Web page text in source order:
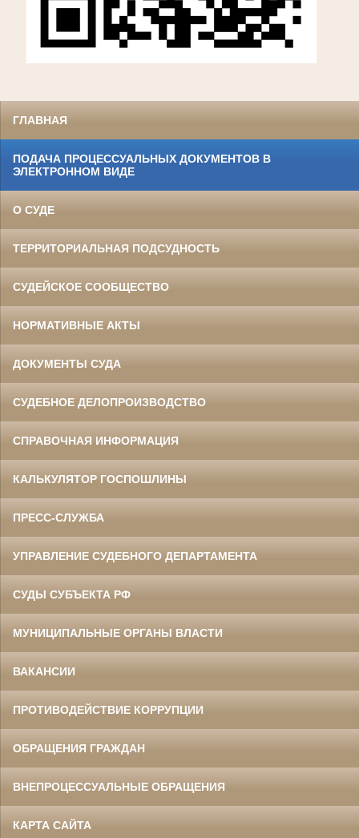
ГЛАВНАЯ
ПОДАЧА ПРОЦЕССУАЛЬНЫХ ДОКУМЕНТОВ В
ЭЛЕКТРОННОМ ВИДЕ
О СУДЕ
ТЕРРИТОРИАЛЬНАЯ ПОДСУДНОСТЬ
СУДЕЙСКОЕ СООБЩЕСТВО
НОРМАТИВНЫЕ АКТЫ
ДОКУМЕНТЫ СУДА
СУДЕБНОЕ ДЕЛОПРОИЗВОДСТВО
СПРАВОЧНАЯ ИНФОРМАЦИЯ
КАЛЬКУЛЯТОР ГОСПОШЛИНЫ
ПРЕСС-СЛУЖБА
УПРАВЛЕНИЕ СУДЕБНОГО ДЕПАРТАМЕНТА
СУДЫ СУБЪЕКТА РФ
МУНИЦИПАЛЬНЫЕ ОРГАНЫ ВЛАСТИ
ВАКАНСИИ
ПРОТИВОДЕЙСТВИЕ КОРРУПЦИИ
ОБРАЩЕНИЯ ГРАЖДАН
ВНЕПРОЦЕССУАЛЬНЫЕ ОБРАЩЕНИЯ
КАРТА САЙТА